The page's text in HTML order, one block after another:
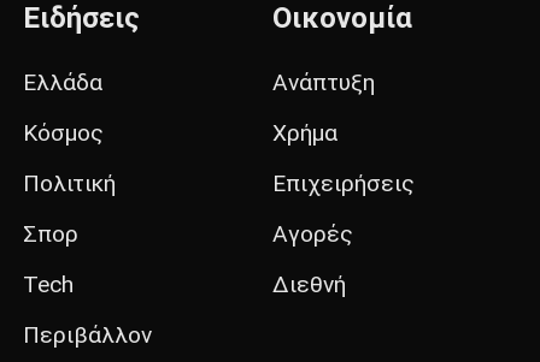
Ειδήσεις
Ελλάδα
Κόσμος
Πολιτική
Σπορ
Tech
Περιβάλλον
Οικονομία
Ανάπτυξη
Χρήμα
Επιχειρήσεις
Αγορές
Διεθνή